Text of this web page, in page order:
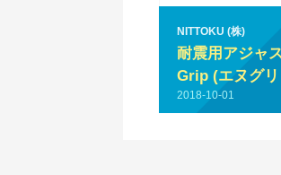
NITTOKU (株)
耐震用アジャ
Grip (エヌグ
2018-10-01